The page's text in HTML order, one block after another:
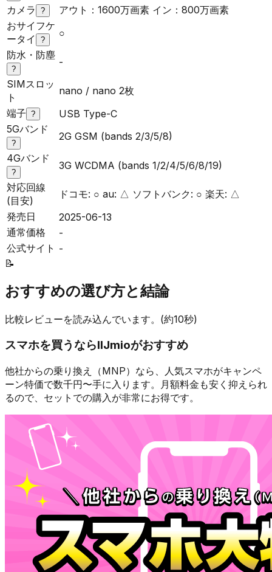
カメラ
?
アウト：1600万画素 イン：800万画素
おサイフケ
ータイ
?
○
防水・防塵
?
-
SIMスロッ
ト
nano / nano 2枚
端子 ?
USB Type-C
5Gバンド
?
2G GSM (bands 2/3/5/8)
4Gバンド
?
3G WCDMA (bands 1/2/4/5/6/8/19)
対応回線
(目安)
ドコモ: ○ au: △ ソフトバンク: ○ 楽天: △
発売日
2025-06-13
通常価格
-
公式サイト -
📝
おすすめの選び方と結論
比較レビューを読み込んでいます。(約10秒)
スマホを買うならIIJmioがおすすめ
他社からの乗り換え（MNP）なら、人気スマホがキャンペ
ーン特価で数千円〜手に入ります。月額料金も安く抑えられ
るので、セットでの購入が非常にお得です。